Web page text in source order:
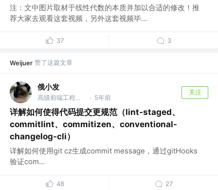
注：文中图片取材于线性代数的本质并加以合适的修改！推
荐大家去观看这套视频，另外这套视频毕...
37 3
Weijuer 赞了这篇文章
俄小发
高级前端工程师 @百度 · 5年前
关注
详解如何使得代码提交更规范（lint-staged、
commitlint、commitizen、conventional-
changelog-cli）
详解如何使用git cz生成commit message，通过gitHooks
验证com...
48 27